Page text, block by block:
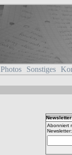
Photos Sonstiges
Newsletter
Abonniert
Newsletter: